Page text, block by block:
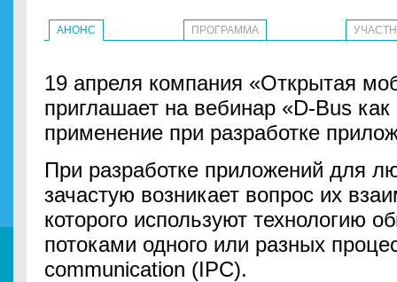
АНОНС ПРОГРАММА
19 апреля компания «Открытая
приглашает на вебинар «D-Bus
применение при разработке
При разработке приложений для
зачастую возникает вопрос их
которого используют технологию
потоками одного или разных
communication (IPC).